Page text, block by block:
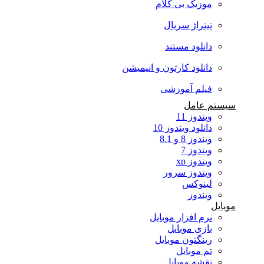
موزیک بی کلام
تیتراژ سریال
دانلود مستند
دانلود کارتون و انیمیشن
فیلم آموزشی
سیستم عامل
ویندوز 11
دانلود ویندوز 10
ویندوز 8 و 8.1
ویندوز 7
ویندوز xp
ویندوز سرور
لینوکس
ویندوز
نرم افزار موبایل
بازی موبایل
رینگتون موبایل
تم موبایل
نقشه موبایل